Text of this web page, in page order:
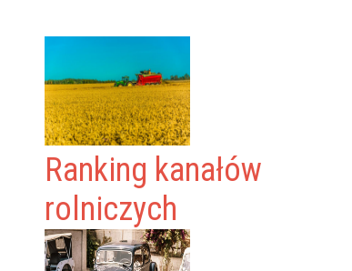
Ranking kanałów
rolniczych